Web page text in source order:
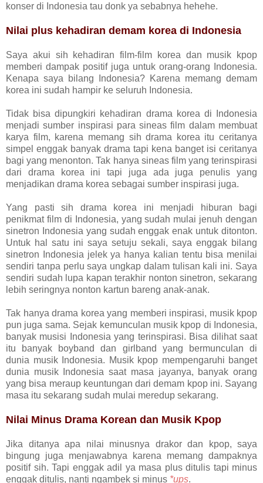
konser di Indonesia tau donk ya sebabnya hehehe.
Nilai plus kehadiran demam korea di Indonesia
Saya akui sih kehadiran film-film korea dan musik kpop
memberi dampak positif juga untuk orang-orang Indonesia.
Kenapa saya bilang Indonesia? Karena memang demam
korea ini sudah hampir ke seluruh Indonesia.
Tidak bisa dipungkiri kehadiran drama korea di Indonesia
menjadi sumber inspirasi para sineas film dalam membuat
karya film, karena memang sih drama korea itu ceritanya
simpel enggak banyak drama tapi kena banget isi ceritanya
bagi yang menonton. Tak hanya sineas film yang terinspirasi
dari drama korea ini tapi juga ada juga penulis yang
menjadikan drama korea sebagai sumber inspirasi juga.
Yang pasti sih drama korea ini menjadi hiburan bagi
penikmat film di Indonesia, yang sudah mulai jenuh dengan
sinetron Indonesia yang sudah enggak enak untuk ditonton.
Untuk hal satu ini saya setuju sekali, saya enggak bilang
sinetron Indonesia jelek ya hanya kalian tentu bisa menilai
sendiri tanpa perlu saya ungkap dalam tulisan kali ini. Saya
sendiri sudah lupa kapan terakhir nonton sinetron, sekarang
lebih seringnya nonton kartun bareng anak-anak.
Tak hanya drama korea yang memberi inspirasi, musik kpop
pun juga sama. Sejak kemunculan musik kpop di Indonesia,
banyak musisi Indonesia yang terinspirasi. Bisa dilihat saat
itu banyak boyband dan girlband yang bermunculan di
dunia musik Indonesia. Musik kpop mempengaruhi banget
dunia musik Indonesia saat masa jayanya, banyak orang
yang bisa meraup keuntungan dari demam kpop ini. Sayang
masa itu sekarang sudah mulai meredup sekarang.
Nilai Minus Drama Korean dan Musik Kpop
Jika ditanya apa nilai minusnya drakor dan kpop, saya
bingung juga menjawabnya karena memang dampaknya
positif sih. Tapi enggak adil ya masa plus ditulis tapi minus
enggak ditulis, nanti ngambek si minus *ups.